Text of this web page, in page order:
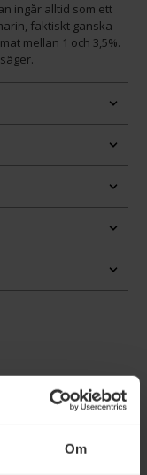
Om
ingår alltid som ett
faktiskt ganska
mellan 1 och 3,5%.